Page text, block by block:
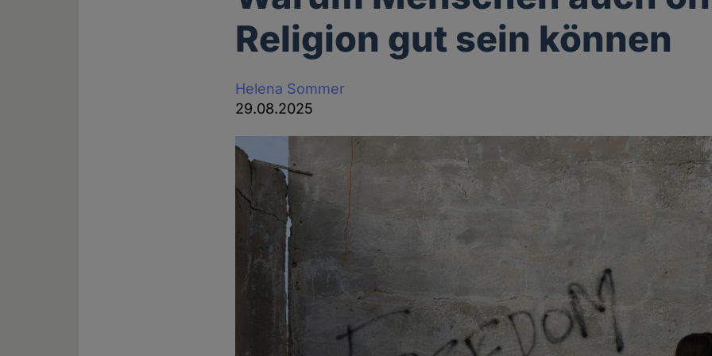
Religion gut sein können
Helena Sommer
29.08.2025